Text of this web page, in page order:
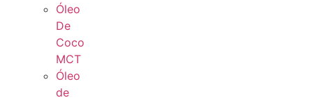
Óleo
De
Coco
MCT
Óleo
de